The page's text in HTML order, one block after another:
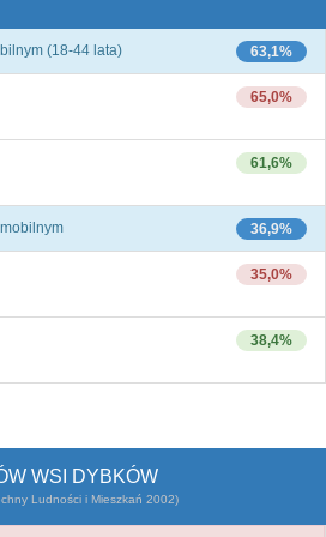
63,1%
(18-44 lata)
65,0%
61,6%
36,9%
35,0%
38,4%
WSI DYBKÓW
Ludności i Mieszkań 2002)